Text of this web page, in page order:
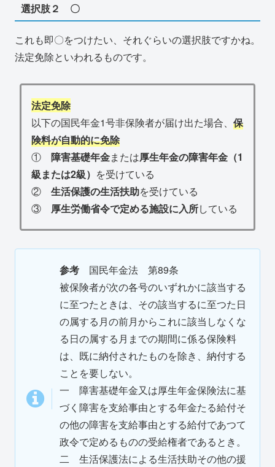
選択肢２ 〇
これも即〇をつけたい、それぐらいの選択肢ですかね。
法定免除といわれるものです。
法定免除
以下の国民年金1号非保険者が届け出た場合、 保
険料が自動的に免除
① 障害基礎年金または厚生年金の障害年金（1
級または2級） を受けている
② 生活保護の生活扶助を受けている
③ 厚生労働省令で定める施設に入所している
参考 国民年金法 第89条
被保険者が次の各号のいずれかに該当する
に至つたときは、その該当するに至つた日
の属する月の前月からこれに該当しなくな
る日の属する月までの期間に係る保険料
は、既に納付されたものを除き、納付する
ことを要しない。
一 障害基礎年金又は厚生年金保険法に基
づく障害を支給事由とする年金たる給付そ
の他の障害を支給事由とする給付であつて
政令で定めるものの受給権者であるとき。
二 生活保護法による生活扶助その他の援